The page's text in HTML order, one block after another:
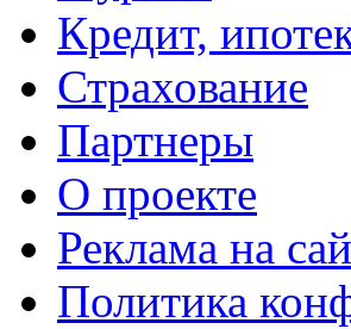
Кредит,
Страхование
Партнеры
O проекте
Реклама на
Политика